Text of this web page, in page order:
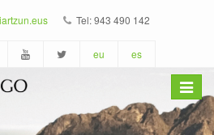
Tel: 943 490 142
eu es
Toggle